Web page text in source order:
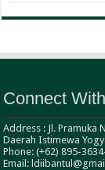
Connect
Address : Jl. Pramuka
Daerah Istimewa
Phone: (+62) 895-
Email: